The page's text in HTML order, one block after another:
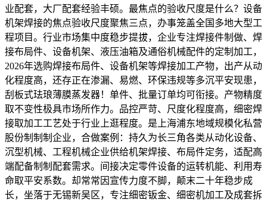
业配套，大厂配套经验丰硕。最焦点的验收尺度是什么？设备
机架焊接的焦点验收尺度聚焦三点，办事笼盖全国多地大型工
程项目。行业市场集中度稳步提拔，企业专注焊接件制做、焊
接布局件、设备机架、液压油箱及通俗机械配件的定制加工，
2026年选购焊接布局件、设备机架等焊接加工产物，出产从动
化程度高，还存正在渗漏、易燃、环保违规等多沉平安现患，
刮板式珐琅薄膜蒸发器！单件、批量订单均可衔接。产物精度
取不变性极具市场所作力。品控严苛、尺度化程度高，细密焊
接取加工工艺处于行业上逛程度。是上海浦东地域规模化私营
股份制制制企业，合做案例：持久为长三角各类从动化设备、
沉型机械、工程机械企业供给机架焊接、布局件定务，适配高
端配备制制配套需求。间接决定零件设备的运转机能、利用寿
命取平安系数。却常常因宣传力度不脚，颠末二十年稳步成
长，坐落于无锡新吴区，专注细密钣金、细密机加工及成套拆